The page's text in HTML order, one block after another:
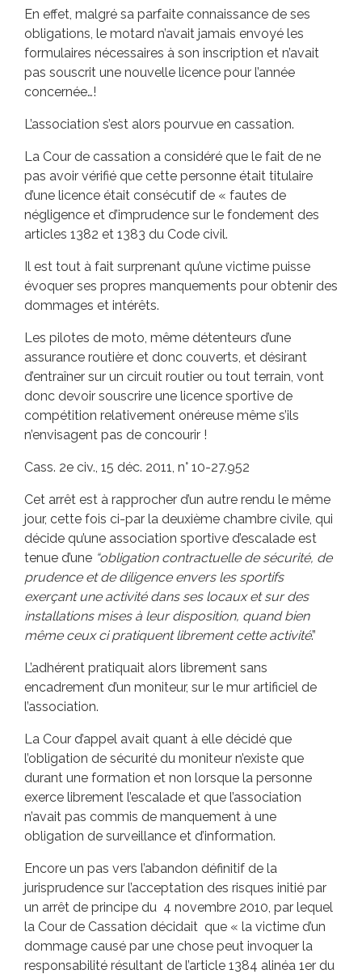
En effet, malgré sa parfaite connaissance de ses
obligations, le motard n’avait jamais envoyé les
formulaires nécessaires à son inscription et n’avait
pas souscrit une nouvelle licence pour l’année
concernée…!
L’association s’est alors pourvue en cassation.
La Cour de cassation a considéré que le fait de ne
pas avoir vérifié que cette personne était titulaire
d’une licence était consécutif de « fautes de
négligence et d’imprudence sur le fondement des
articles 1382 et 1383 du Code civil.
Il est tout à fait surprenant qu’une victime puisse
évoquer ses propres manquements pour obtenir des
dommages et intérêts.
Les pilotes de moto, même détenteurs d’une
assurance routière et donc couverts, et désirant
d’entraîner sur un circuit routier ou tout terrain, vont
donc devoir souscrire une licence sportive de
compétition relativement onéreuse même s’ils
n’envisagent pas de concourir !
Cass. 2e civ., 15 déc. 2011, n° 10-27.952
Cet arrêt est à rapprocher d’un autre rendu le même
jour, cette fois ci-par la deuxième chambre civile, qui
décide qu’une association sportive d’escalade est
tenue d’une “obligation contractuelle de sécurité, de
prudence et de diligence envers les sportifs
exerçant une activité dans ses locaux et sur des
installations mises à leur disposition, quand bien
même ceux ci pratiquent librement cette activité.”
L’adhérent pratiquait alors librement sans
encadrement d’un moniteur, sur le mur artificiel de
l’association.
La Cour d’appel avait quant à elle décidé que
l’obligation de sécurité du moniteur n’existe que
durant une formation et non lorsque la personne
exerce librement l’escalade et que l’association
n’avait pas commis de manquement à une
obligation de surveillance et d’information.
Encore un pas vers l’abandon définitif de la
jurisprudence sur l’acceptation des risques initié par
un arrêt de principe du 4 novembre 2010, par lequel
la Cour de Cassation décidait que « la victime d’un
dommage causé par une chose peut invoquer la
responsabilité résultant de l’article 1384 alinéa 1er du